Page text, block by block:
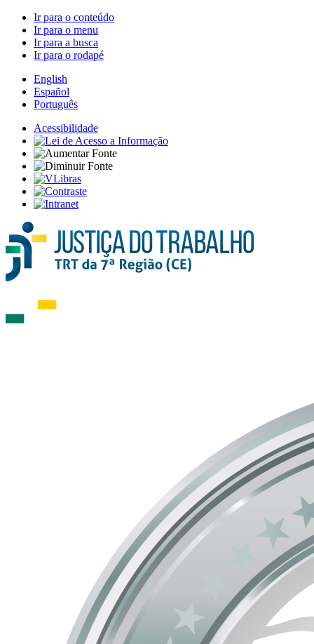
Ir para o conteúdo
Ir para o menu
Ir para a busca
Ir para o rodapé
English
Español
Português
Acessibilidade